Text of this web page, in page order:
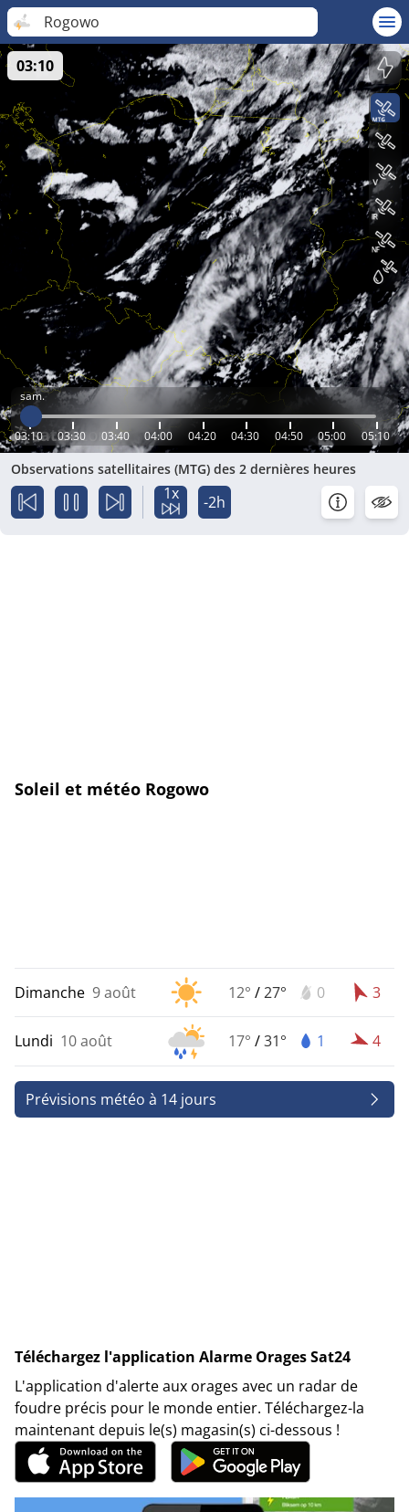
Rogowo
sam.
03:10 03:30 03:40 04:00 04:20 04:30 04:50 05:00 05:10
03:10
Observations satellitaires (MTG) des 2 dernières heures
1x -2h
Soleil et météo Rogowo
Dimanche 9 août 12° /27° 0 3
Lundi 10 août 17° /31° 1 4
Prévisions météo à 14 jours
Téléchargez l'application Alarme Orages Sat24
L'application d'alerte aux orages avec un radar de
foudre précis pour le monde entier. Téléchargez-la
maintenant depuis le(s) magasin(s) ci-dessous !